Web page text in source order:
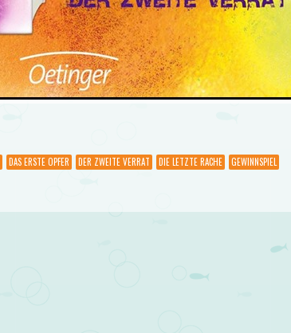
DAS ERSTE OPFER DER ZWEITE VERRAT DIE LETZTE RACHE
GEWINNSPIEL